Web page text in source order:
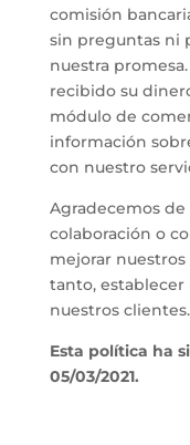
comisión
sin preguntas ni
nuestra
recibido su
módulo de
información
con nuestro
Agradecemos
colaboración o
mejorar
tanto,
nuestros clientes.
Esta política ha
05/03/2021.